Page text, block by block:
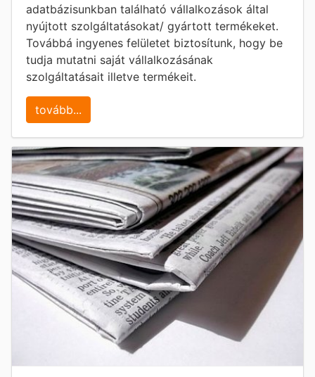
adatbázisunkban található vállalkozások által
nyújtott szolgáltatásokat/ gyártott termékeket.
Továbbá ingyenes felületet biztosítunk, hogy be
tudja mutatni saját vállalkozásának
szolgáltatásait illetve termékeit.
tovább...